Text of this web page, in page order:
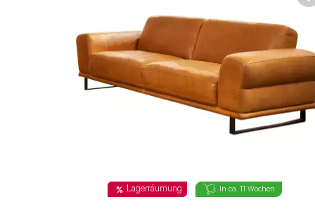
* Die mit einem * gekennzeichneten
Lagerräumung In ca. 11 Wochen